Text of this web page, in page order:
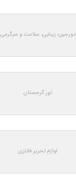
دورجین؛ زیبایی، سلامت و سرگرمی
تور گرجستان
لوازم تحریر فانتزی